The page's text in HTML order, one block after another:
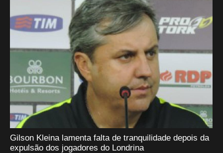
Gilson Kleina lamenta falta de tranquilidade depois da
expulsão dos jogadores do Londrina